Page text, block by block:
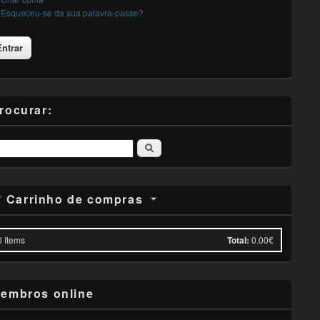
Esqueceu-se da sua palavra-passe?
Pesquisar
Carrinho de compras
Items Total: 0.00€
online